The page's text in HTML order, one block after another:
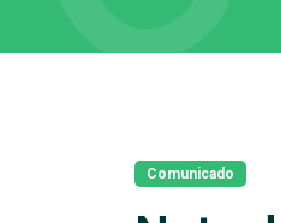
Comunicado